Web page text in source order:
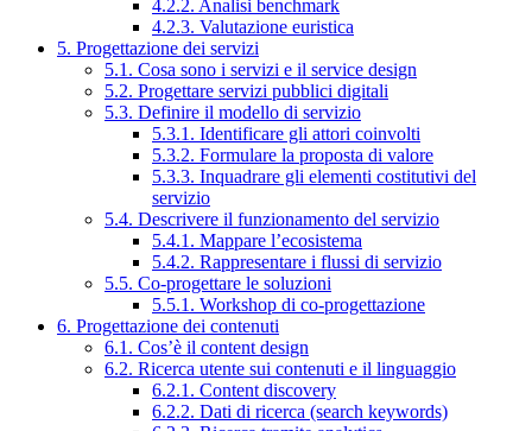
4.2.2. Analisi benchmark
4.2.3. Valutazione euristica
5. Progettazione dei servizi
5.1. Cosa sono i servizi e il service design
5.2. Progettare servizi pubblici digitali
5.3. Definire il modello di servizio
5.3.1. Identificare gli attori coinvolti
5.3.2. Formulare la proposta di valore
5.3.3. Inquadrare gli elementi costitutivi del
servizio
5.4. Descrivere il funzionamento del servizio
5.4.1. Mappare l’ecosistema
5.4.2. Rappresentare i flussi di servizio
5.5. Co-progettare le soluzioni
5.5.1. Workshop di co-progettazione
6. Progettazione dei contenuti
6.1. Cos’è il content design
6.2. Ricerca utente sui contenuti e il linguaggio
6.2.1. Content discovery
6.2.2. Dati di ricerca (search keywords)